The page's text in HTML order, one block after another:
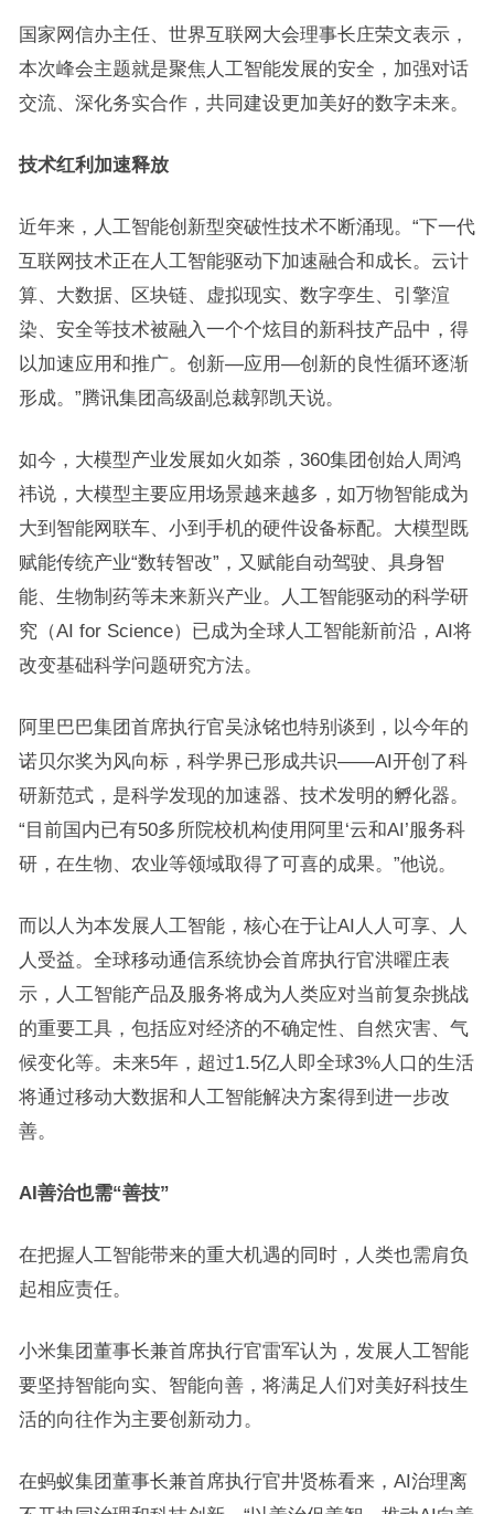
国家网信办主任、世界互联网大会理事长庄荣文表示，
本次峰会主题就是聚焦人工智能发展的安全，加强对话
交流、深化务实合作，共同建设更加美好的数字未来。
技术红利加速释放
近年来，人工智能创新型突破性技术不断涌现。“下一代
互联网技术正在人工智能驱动下加速融合和成长。云计
算、大数据、区块链、虚拟现实、数字孪生、引擎渲
染、安全等技术被融入一个个炫目的新科技产品中，得
以加速应用和推广。创新—应用—创新的良性循环逐渐
形成。”腾讯集团高级副总裁郭凯天说。
如今，大模型产业发展如火如荼，360集团创始人周鸿
祎说，大模型主要应用场景越来越多，如万物智能成为
大到智能网联车、小到手机的硬件设备标配。大模型既
赋能传统产业“数转智改”，又赋能自动驾驶、具身智
能、生物制药等未来新兴产业。人工智能驱动的科学研
究（AI for Science）已成为全球人工智能新前沿，AI将
改变基础科学问题研究方法。
阿里巴巴集团首席执行官吴泳铭也特别谈到，以今年的
诺贝尔奖为风向标，科学界已形成共识——AI开创了科
研新范式，是科学发现的加速器、技术发明的孵化器。
“目前国内已有50多所院校机构使用阿里‘云和AI’服务科
研，在生物、农业等领域取得了可喜的成果。”他说。
而以人为本发展人工智能，核心在于让AI人人可享、人
人受益。全球移动通信系统协会首席执行官洪曜庄表
示，人工智能产品及服务将成为人类应对当前复杂挑战
的重要工具，包括应对经济的不确定性、自然灾害、气
候变化等。未来5年，超过1.5亿人即全球3%人口的生活
将通过移动大数据和人工智能解决方案得到进一步改
善。
AI善治也需“善技”
在把握人工智能带来的重大机遇的同时，人类也需肩负
起相应责任。
小米集团董事长兼首席执行官雷军认为，发展人工智能
要坚持智能向实、智能向善，将满足人们对美好科技生
活的向往作为主要创新动力。
在蚂蚁集团董事长兼首席执行官井贤栋看来，AI治理离